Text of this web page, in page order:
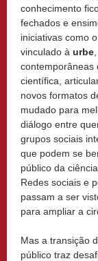
conhecimento
fechados e
iniciativas como
vinculado à urbe
contemporâneas
científica,
novos formatos
mudado para
diálogo entre
grupos sociais
que podem se
público da
Redes sociais e
passam a ser
para ampliar a
Mas a transição
público traz